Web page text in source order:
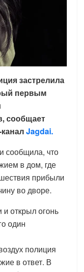
застрелила
первым
сообщает
Jagdai.
сообщила, что
в дом, где
прибыли
во дворе.
и открыл огонь
один
полиция
в ответ. В